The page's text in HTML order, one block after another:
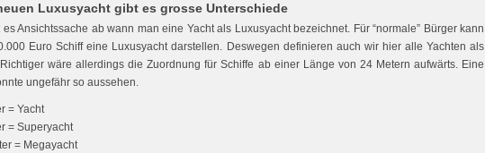
Luxusyacht gibt es grosse Unterschiede
es Ansichtssache ab wann man eine Yacht als Luxusyacht bezeichnet. Für “normale” Bürger kann
Euro Schiff eine Luxusyacht darstellen. Deswegen definieren auch wir hier alle Yachten als
wäre allerdings die Zuordnung für Schiffe ab einer Länge von 24 Metern aufwärts. Eine
ungefähr so aussehen.
= Yacht
= Superyacht
= Megayacht